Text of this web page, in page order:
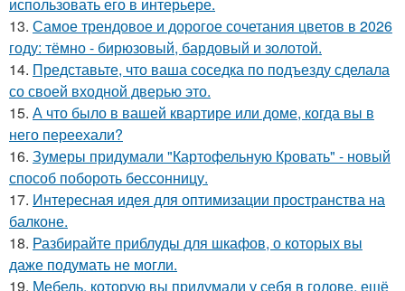
13. Самое трендовое и дорогое сочетания цветов в 2026
году: тёмно - бирюзовый, бардовый и золотой.
14. Представьте, что ваша соседка по подъезду сделала
со своей входной дверью это.
15. А что было в вашей квартире или доме, когда вы в
него переехали?
16. Зумеры придумали "Картофельную Кровать" - новый
способ побороть бессонницу.
17. Интересная идея для оптимизации пространства на
балконе.
18. Разбирайте приблуды для шкафов, о которых вы
даже подумать не могли.
19. Мебель, которую вы придумали у себя в голове, ещё